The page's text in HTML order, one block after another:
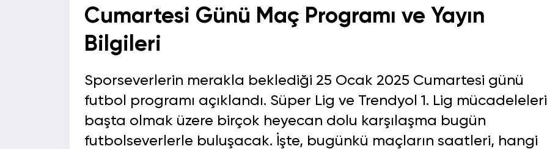
Cumartesi Günü Maç Programı ve Yayın
Bilgileri
Sporseverlerin merakla beklediği 25 Ocak 2025 Cumartesi günü
futbol programı açıklandı. Süper Lig ve Trendyol 1. Lig mücadeleleri
başta olmak üzere birçok heyecan dolu karşılaşma bugün
futbolseverlerle buluşacak. İşte, bugünkü maçların saatleri, hangi